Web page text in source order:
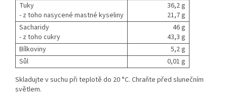
Tuky
- z toho nasycené mastné kyseliny
36,2 g
21,7 g
Sacharidy
- z toho cukry
46 g
43,3 g
Bílkoviny
5,2 g
Sůl
0,01 g
Skladujte v suchu při teplotě do 20 °C. Chraňte před slunečním
světlem.